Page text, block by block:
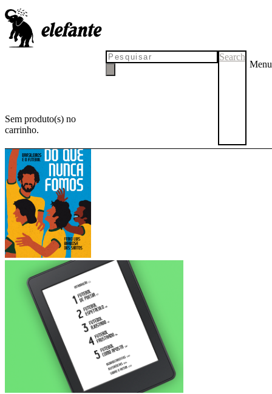
Sem produto(s) no
carrinho.
Search
Menu
Confira todos os títulos da
Elefante que estão disponíveis
em versão digital (ebook):